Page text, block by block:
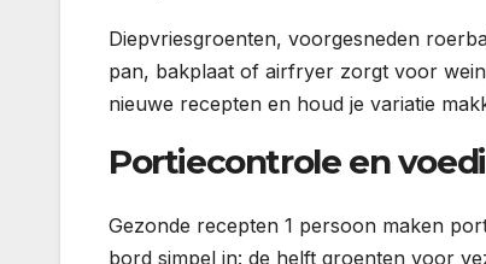
Diepvriesgroenten, voorgesneden
pan, bakplaat of airfryer zorgt voor
nieuwe recepten en houd je variatie
Portiecontrole en
Gezonde recepten 1 persoon maken
bord simpel in: de helft groenten voor